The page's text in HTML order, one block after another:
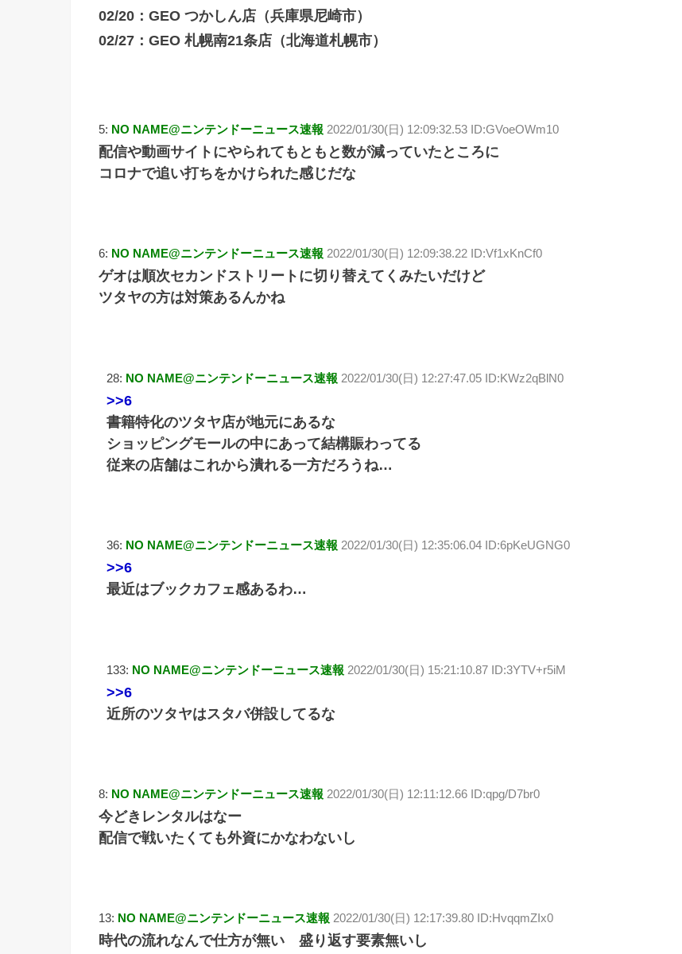
02/20：GEO つかしん店（兵庫県尼崎市）
02/27：GEO 札幌南21条店（北海道札幌市）
5: NO NAME@ニンテンドーニュース速報 2022/01/30(日) 12:09:32.53 ID:GVoeOWm10
配信や動画サイトにやられてもともと数が減っていたところに
コロナで追い打ちをかけられた感じだな
6: NO NAME@ニンテンドーニュース速報 2022/01/30(日) 12:09:38.22 ID:Vf1xKnCf0
ゲオは順次セカンドストリートに切り替えてくみたいだけど
ツタヤの方は対策あるんかね
28: NO NAME@ニンテンドーニュース速報 2022/01/30(日) 12:27:47.05 ID:KWz2qBlN0
>>6
書籍特化のツタヤ店が地元にあるな
ショッピングモールの中にあって結構賑わってる
従来の店舗はこれから潰れる一方だろうね…
36: NO NAME@ニンテンドーニュース速報 2022/01/30(日) 12:35:06.04 ID:6pKeUGNG0
>>6
最近はブックカフェ感あるわ…
133: NO NAME@ニンテンドーニュース速報 2022/01/30(日) 15:21:10.87 ID:3YTV+r5iM
>>6
近所のツタヤはスタバ併設してるな
8: NO NAME@ニンテンドーニュース速報 2022/01/30(日) 12:11:12.66 ID:qpg/D7br0
今どきレンタルはなー
配信で戦いたくても外資にかなわないし
13: NO NAME@ニンテンドーニュース速報 2022/01/30(日) 12:17:39.80 ID:HvqqmZIx0
時代の流れなんで仕方が無い 盛り返す要素無いし